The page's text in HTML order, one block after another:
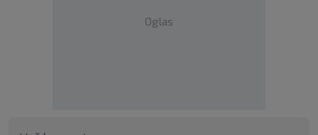
Oglas